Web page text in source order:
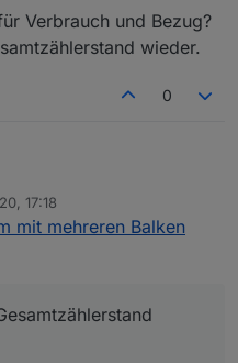
Verbrauch und Bezug?
wieder.
0
für Verbrauch und Bezug?
wieder.
17:18
mit mehreren Balken